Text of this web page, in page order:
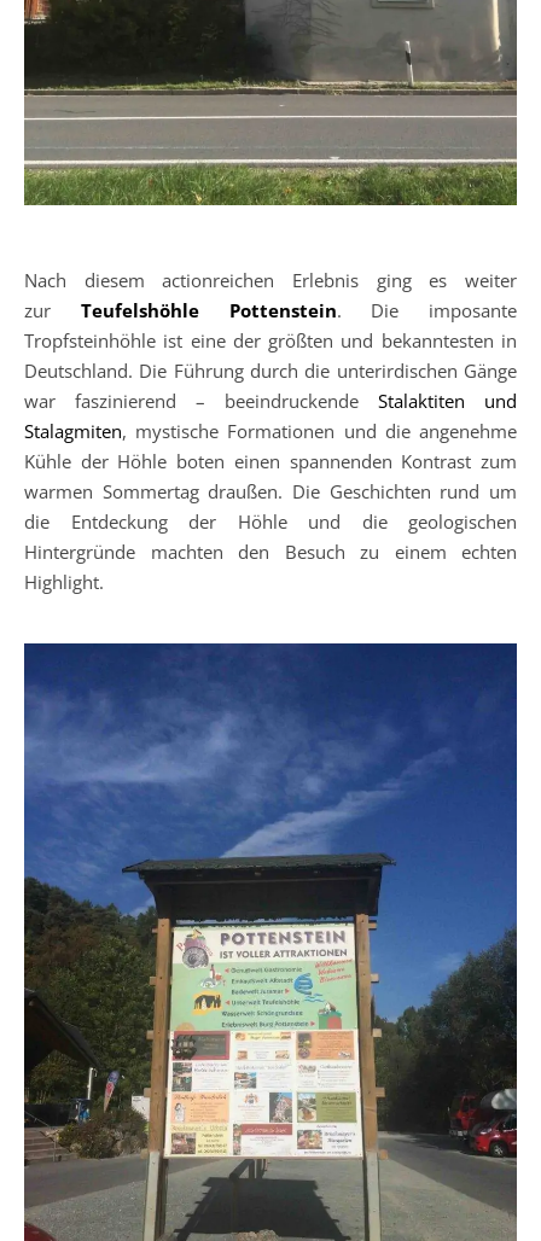
Nach diesem actionreichen Erlebnis ging es weiter
zur Teufelshöhle Pottenstein. Die imposante
Tropfsteinhöhle ist eine der größten und bekanntesten in
Deutschland. Die Führung durch die unterirdischen Gänge
war faszinierend – beeindruckende Stalaktiten und
Stalagmiten, mystische Formationen und die angenehme
Kühle der Höhle boten einen spannenden Kontrast zum
warmen Sommertag draußen. Die Geschichten rund um
die Entdeckung der Höhle und die geologischen
Hintergründe machten den Besuch zu einem echten
Highlight.